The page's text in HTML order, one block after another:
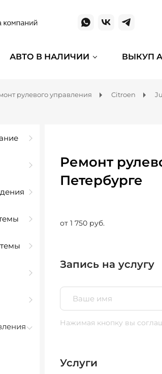
АВТО В НАЛИЧИИ ВЫКУП
рулевого управления Citroen
Ремонт
Петербурге
от 1 750 руб.
Запись на услугу
Нажимая кнопку вы
Услуги